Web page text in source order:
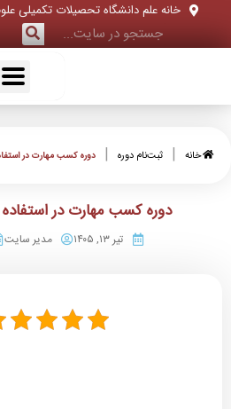
خانه علم دانشگاه تحصیلات تکمیلی
خانه | ثبت‌نام دوره‌ | دوره کسب مهارت در
دوره کسب مهارت در
تیر ۱۳, ۱۴۰۵ مدیر سایت